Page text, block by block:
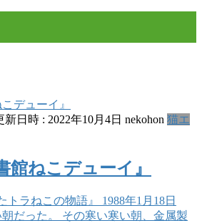
新日時 : 2022年10月4日 nekohon 猫エ
館ねこデューイ』
トラねこの物語』 1988年1月18日
だった。 その寒い寒い朝、金属製